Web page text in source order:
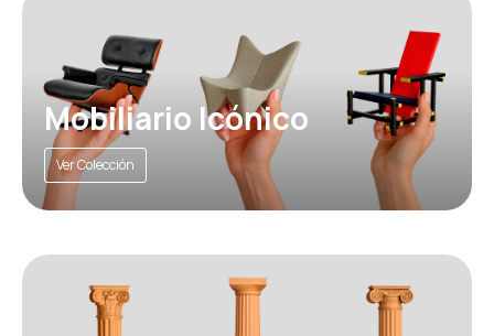
Mobiliario Icónico
Ver Colección